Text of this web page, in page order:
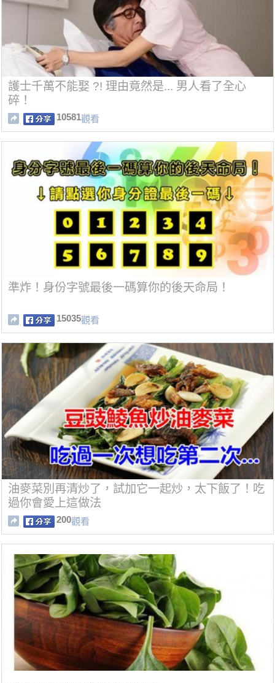
護士千萬不能娶 ?! 理由竟然是... 男人看了全心
碎！
10581觀看
準炸！身份字號最後一碼算你的後天命局！
15035觀看
油麥菜別再清炒了，試加它一起炒，太下飯了！吃
過你會愛上這做法
200觀看